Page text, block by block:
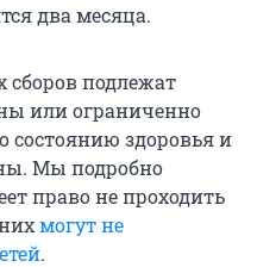
два месяца.
подлежат
или ограниченно
состоянию здоровья и
Мы подробно
право не проходить
могут не
.